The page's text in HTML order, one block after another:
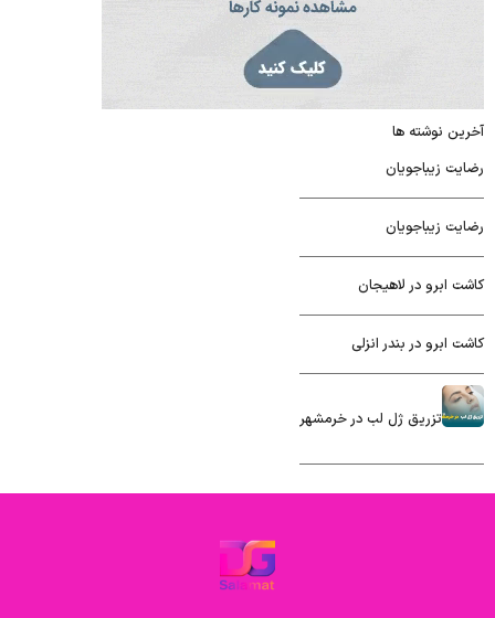
آخرین نوشته ها
رضایت زیباجویان
رضایت زیباجویان
کاشت ابرو در لاهیجان
کاشت ابرو در بندر انزلی
تزریق ژل لب در خرمشهر